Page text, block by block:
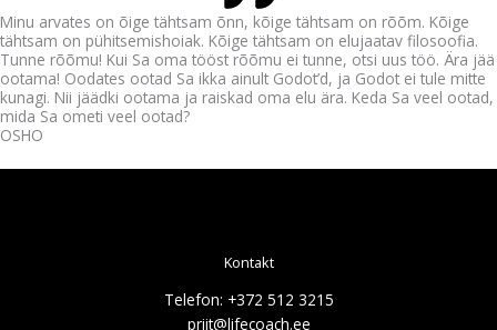
Minu arvates on õige tähtsam õnn, kõige tähtsam on rõõm. Kõige
tähtsam on pühitsemishoiak. Kõige tähtsam on elujaatav filosoofia.
Tunne rõõmu! Kui Sa oma tööst rõõmu ei tunne, otsi uus töö. Ära jää
ootama! Oodates ootad Sa ikka ainult Godot’d, ja Godot ei tule mitte
kunagi. Nii jäädki ootama ja raiskad oma elu ära. Keda Sa veel ootad,
mida Sa ometi veel ootad?
OSHO
Kontakt
Telefon: +372 512 3215
priit@lifecoach.ee